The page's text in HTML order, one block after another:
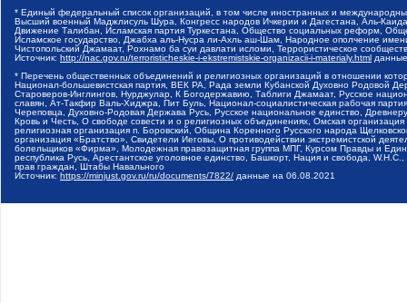
* Единый федеральный список организаций, в том числе иностранных и
Высший военный Маджлисуль Шура, Конгресс народов Ичкерии и Дагестана, Аль-
Движение Талибан, Исламская партия Туркестана, Общество социальных реформ,
Исламское государство, Джабха аль-Нусра ли-Ахль аш-Шам, Народное ополчение
Чистопольский Джамаат, Рохнамо ба суи давлати исломи, Террористическое
Источник: http://nac.gov.ru/terroristicheskie-i-ekstremistskie-organizacii-i-materialy.html
* Перечень общественных объединений и религиозных организаций в отношении
Национал-большевистская партия, ВЕК РА, Рада земли Кубанской Духовно Родовой
Староверов-Инглингов, Нурджулар, К Богодержавию, Таблиги Джамаат, Русское
славян, Ат-Такфир Валь-Хиджра, Пит Буль, Национал-социалистическая рабочая
Череповца, Духовно-Родовая Держава Русь, Русское национальное единство,
Кровь и Честь, О свободе совести и о религиозных объединениях, Омская
религиозная организация п. Боровский, Община Коренного Русского народа
организация «Братство», Свидетели Иеговы, О противодействии экстремистской
болельщиков «Фирма», Молодежная правозащитная группа МПГ, Курсом Правды и
республика Русь, Арестантское уголовное единство, Башкорт, Нация и свобода,
прав граждан, Штабы Навального
Источник: https://minjust.gov.ru/ru/documents/7822/ данные на 06.08.2021